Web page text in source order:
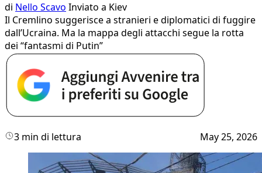
di Nello Scavo Inviato a Kiev
Il Cremlino suggerisce a stranieri e diplomatici di fuggire
dall’Ucraina. Ma la mappa degli attacchi segue la rotta
dei “fantasmi di Putin”
3 min di lettura May 25, 2026